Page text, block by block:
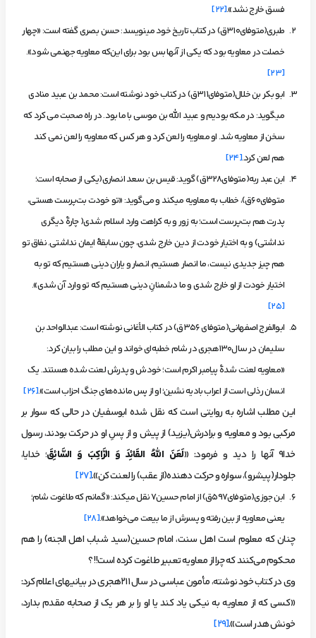
فسق خارج نشد».[22]
طبری(متوفای310ق) در کتاب تاریخ خود می­نویسد: حسن بصری گفته است: «چهار
خصلت در معاویه بود که یکی از آنها بس بود برای این‌که معاویه جهنمی شود».
[23]
ابو بکر بن خلال(متوفای311ق) در کتاب خود نوشته است: محمد بن عبید منادی
می­گوید: در مکه بودیم و عبید الله بن موسی با ما بود. در راه صحبت می کرد که
سخن از معاویه شد. او معاویه را لعن کرد و هر کس که معاویه را لعن نمی کند
هم لعن کرد.[24]
ابن عبد ربه(متوفای328ق) گوید: قیس بن سعد انصاری(یکی از صحابه است؛
متوفای60ق)، خطاب به معاویه می­کند و می‌گوید: «تو خودت بت‌پرست هستی،
پدرت هم بت‌پرست است؛ به زور و به کراهت وارد اسلام شدی( چارۀ دیگری
نداشتی) و به اختیار خودت از دین خارج شدی، چون سابقۀ ایمان نداشتی. نفاق تو
هم چیز جدیدی نیست، ما انصار هستیم، انصار و یاران دینی هستیم که تو به
اختیار خودت از او خارج شدی و ما دشمنانِ دینی هستیم که تو وارد آن شدی».
[25]
ابوالفرج اصفهانی(متوفای 356ق) در کتاب
الأغانینوشته است: عبدالواحد بن
سلیمان در سال130هجری در شام خطبه‌ای خواند و این مطلب را بیان کرد:
«معاویه لعنت شدۀ پیامبر اکرم است؛ خودش و پدرش لعنت شده هستند. یک
انسان رذلی است از اعراب بادیه نشین؛ او از پس مانده‌های جنگ احزاب است».[26]
این مطلب اشاره به روایتی است که نقل شده ابوسفیان در حالى که سوار بر
مرکبى بود و معاویه و برادرش(یزید) از پیش و از پسِ او در حرکت بودند، رسول
خدا9 آنها را دید و فرمود: «
‏‏لَعَنَ اللهُ القَائِدَ وَ الرَّاكِبَ وَ السَّائِقَ؛ خدایا،
جلودار(پیشرو)، سواره و حرکت دهنده(از عقب) را لعنت کن».[27]
ابن جوزی(متوفای597ق) از امام حسین7 نقل می­کند: «گمانم که طاغوت شام؛
یعنی معاویه از بین رفته و پسرش از ما بیعت می‌خواهد».[28]
چنان که معلوم است اهل سنت، امام حسین(سید شباب اهل الجنه) را هم
محکوم می‌کنند که چرا از معاویه تعبیر طاغوت کرده است!!؟
وی در کتاب خود نوشته، مأمون عباسی در سال 211هجری در بیانیه­ای اعلام کرد:
«کسی که از معاویه به نیکی یاد کند یا او را بر هر یک از صحابه مقدم بدارد،
خونش هدر است».[29]